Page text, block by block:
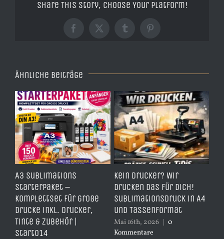
Share This Story, Choose Your Platform!
Facebook
X TumblrPinterest
Ähnliche Beiträge
A3 Sublimations
Starterpaket –
Komplettset für große
Drucke inkl. Drucker,
Tinte & Zubehör |
Start014
Kein Drucker? Wir
drucken das für dich!
Sublimationsdruck in A4
und Tassenformat
Mai 16th, 2026
0
Kommentare